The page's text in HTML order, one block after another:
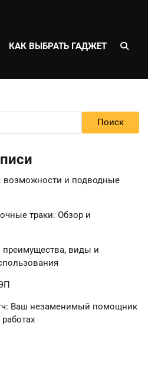
КАК ВЫБРАТЬ ГАДЖЕТ
Поиск
возможности и подводные
траки: Обзор и
виды и
Ваш незаменимый помощник